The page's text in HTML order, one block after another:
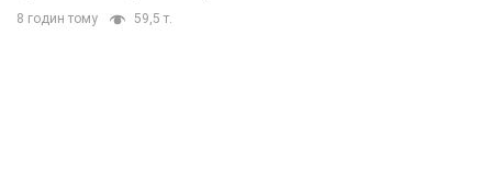
8 годин тому 59,5 т.